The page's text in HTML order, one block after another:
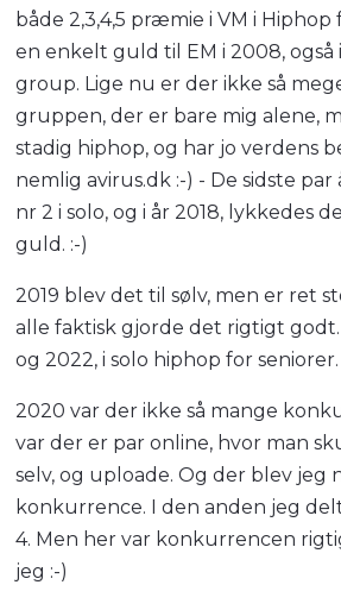
både 2,3,4,5 præmie i VM i Hiphop
en enkelt guld til EM i 2008, også i
group. Lige nu er der ikke så
gruppen, der er bare mig alene,
stadig hiphop, og har jo verdens
nemlig avirus.dk :-) - De sidste
nr 2 i solo, og i år 2018, lykkedes
guld. :-)
2019 blev det til sølv, men er ret
alle faktisk gjorde det rigtigt godt.
og 2022, i solo hiphop for seniorer.
2020 var der ikke så mange
var der er par online, hvor man
selv, og uploade. Og der blev jeg
konkurrence. I den anden jeg
4. Men her var konkurrencen
jeg :-)